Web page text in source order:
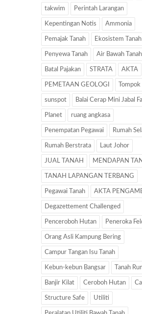
takwim Perintah Larangan
Kepentingan Notis Ammonia
Pemajak Tanah Ekosistem Tanah
Penyewa Tanah Air Bawah Tanah
Batal Pajakan STRATA AKTA
PEMETAAN GEOLOGI
sunspot Balai Cerap Mini Jabal
Planet ruang angkasa
Penempatan Pegawai Rumah
Rumah Berstrata Laut Johor
JUAL TANAH MENDAPAN
TANAH LAPANGAN TERBANG
Pegawai Tanah AKTA
Degazettement Challenged
Penceroboh Hutan Peneroka
Orang Asli Kampung Bering
Campur Tangan Isu Tanah
Kebun-kebun Bangsar Tanah
Banjir Kilat Ceroboh Hutan
Structure Safe Utiliti